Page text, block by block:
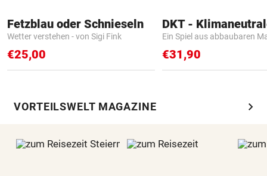
Fetzblau oder Schnieseln
Wetter verstehen - von Sigi Fink
€25,00
Ein Spiel aus abbaubaren
€31,90
VORTEILSWELT MAGAZINE chevron_right